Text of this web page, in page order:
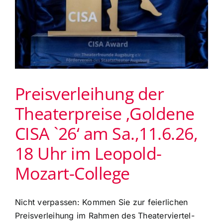
Preisverleihung der
Theaterpreise ‚Goldene
CISA `26‘ am Sa.,11.6.26,
18 Uhr im Leopold-
Mozart-College
Nicht verpassen: Kommen Sie zur feierlichen
Preisverleihung im Rahmen des Theaterviertel-